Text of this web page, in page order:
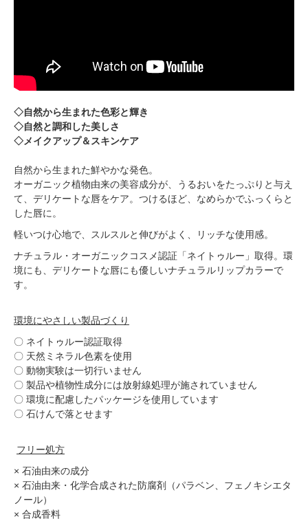
◇自然から生まれた色彩と輝き
◇自然と調和した美しさ
◇メイクアップ＆スキンケア
自然から生まれた鮮やかな発色。
オーガニック植物由来の美容成分が、うるおいをたっぷりと与え
て、デリケートな唇をケア。つけるほど、なめらかでふっくらと
した唇に。
軽いつけ心地で、スルスルと伸びがよく、リッチな使用感。
ナチュラル・オーガニックコスメ認証「ネイトゥルー」取得。環
境にも、デリケートな唇にも優しいナチュラルリップカラーで
す。
環境にやさしい製品づくり
〇 ネイトゥルー認証取得
〇 天然ミネラル色素を使用
〇 動物実験は一切行いません
〇 製品や植物性成分には放射線処理が施されていません
〇 環境に配慮したパッケージを使用しています
〇 石けんで落とせます
フリー処方
× 石油由来の成分
× 石油由来・化学合成された防腐剤（パラベン、フェノキシエタ
ノール）
× 合成香料